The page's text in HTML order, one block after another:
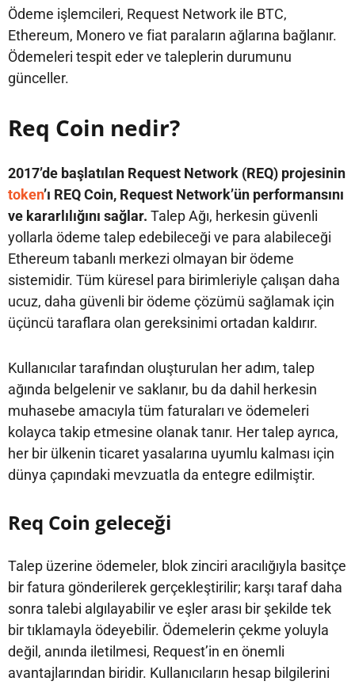
Ödeme işlemcileri, Request Network ile BTC,
Ethereum, Monero ve fiat paraların ağlarına bağlanır.
Ödemeleri tespit eder ve taleplerin durumunu
günceller.
Req Coin nedir?
2017’de başlatılan Request Network (REQ) projesinin
token’ı REQ Coin, Request Network’ün performansını
ve kararlılığını sağlar. Talep Ağı, herkesin güvenli
yollarla ödeme talep edebileceği ve para alabileceği
Ethereum tabanlı merkezi olmayan bir ödeme
sistemidir. Tüm küresel para birimleriyle çalışan daha
ucuz, daha güvenli bir ödeme çözümü sağlamak için
üçüncü taraflara olan gereksinimi ortadan kaldırır.
Kullanıcılar tarafından oluşturulan her adım, talep
ağında belgelenir ve saklanır, bu da dahil herkesin
muhasebe amacıyla tüm faturaları ve ödemeleri
kolayca takip etmesine olanak tanır. Her talep ayrıca,
her bir ülkenin ticaret yasalarına uyumlu kalması için
dünya çapındaki mevzuatla da entegre edilmiştir.
Req Coin geleceği
Talep üzerine ödemeler, blok zinciri aracılığıyla basitçe
bir fatura gönderilerek gerçekleştirilir; karşı taraf daha
sonra talebi algılayabilir ve eşler arası bir şekilde tek
bir tıklamayla ödeyebilir. Ödemelerin çekme yoluyla
değil, anında iletilmesi, Request’in en önemli
avantajlarından biridir. Kullanıcıların hesap bilgilerini